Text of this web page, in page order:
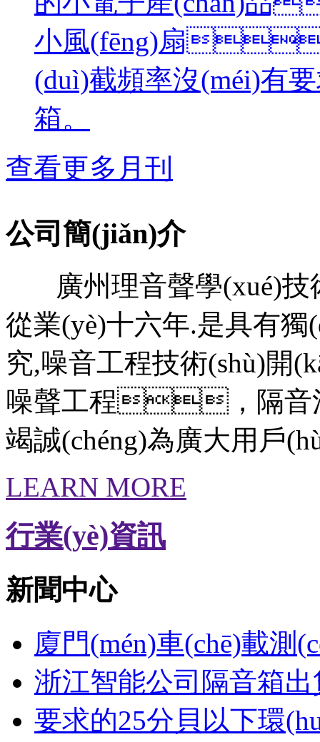
小風(fēng)扇
(duì)截頻率沒(méi)有
箱。
查看更多月刊
公司簡(jiǎn)介
廣州理音聲學(xué)技
從業(yè)十六年.是具有
究,噪音工程技術(shù)
噪聲工程，隔音
竭誠(chéng)為廣大用戶
LEARN MORE
行業(yè)資訊
新聞中心
廈門(mén)車(chē)載測
浙江智能公司隔音箱出
要求的25分貝以下環